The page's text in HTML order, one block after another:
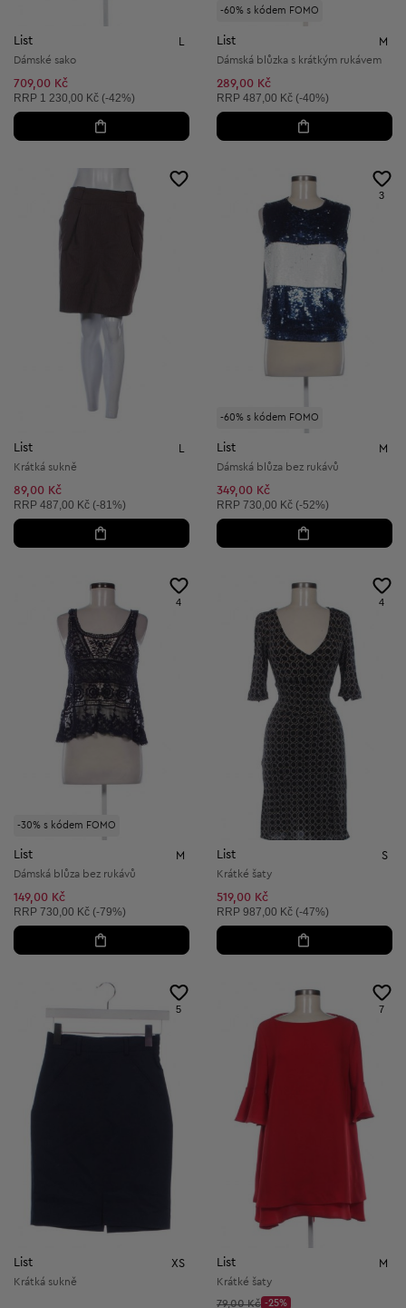
List L
Dámské sako
709,00 Kč
Doporučená cena:
RRP 1 230,00 Kč (-42%)
-60% s kódem FOMO
List M
Dámská blůzka s krátkým rukávem
289,00 Kč
Doporučená cena:
RRP 487,00 Kč (-40%)
List
Krátká sukně
89,00 Kč
Doporučená cena:
RRP 487,00 Kč (-81%)
-60% s kódem FOMO
3
List M
Dámská blůza bez rukávů
349,00 Kč
Doporučená cena:
RRP 730,00 Kč (-52%)
-30% s kódem FOMO
4
List M
Dámská blůza bez rukávů
149,00 Kč
Doporučená cena:
RRP 730,00 Kč (-79%)
4
List S
Krátké šaty
519,00 Kč
Doporučená cena:
RRP 987,00 Kč (-47%)
5
List XS
Krátká sukně
7
List M
Krátké šaty
Původní cena:
79,00 Kč -25%